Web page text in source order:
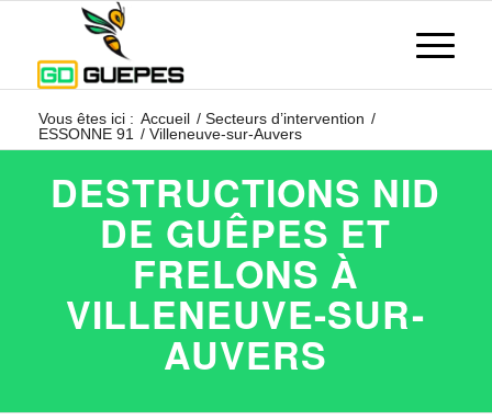
Vous êtes ici : Accueil / Secteurs d’intervention /
ESSONNE 91 / Villeneuve-sur-Auvers
DESTRUCTIONS NID
DE GUÊPES ET
FRELONS À
VILLENEUVE-SUR-
AUVERS